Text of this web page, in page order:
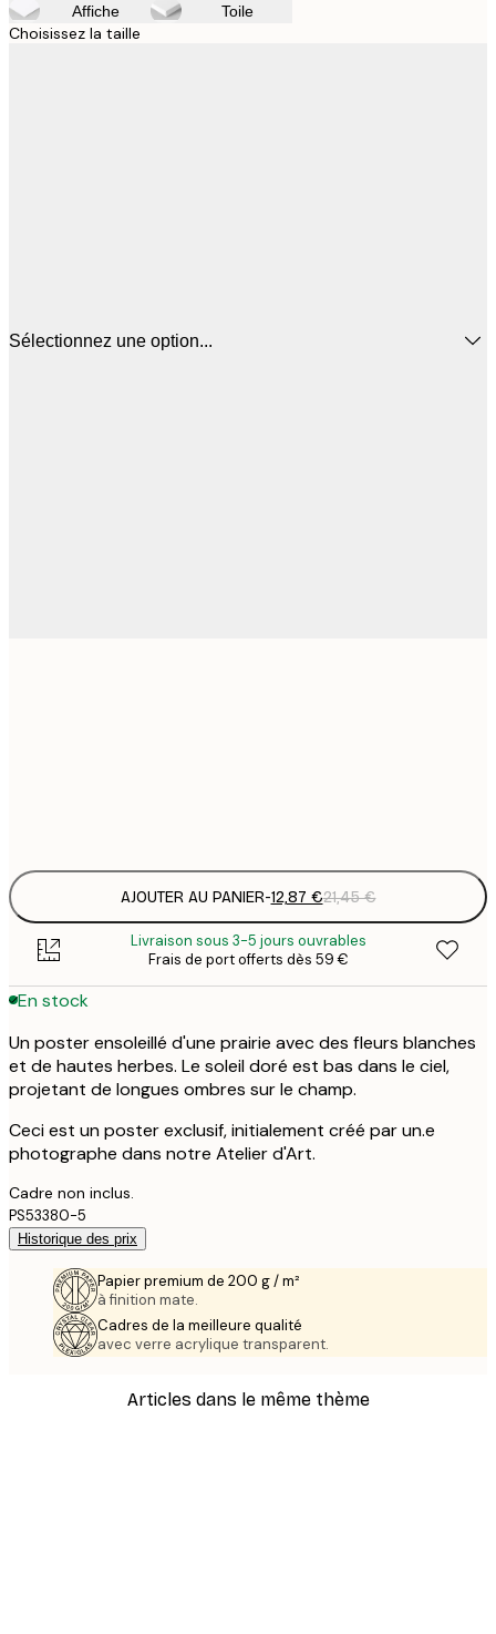
Affiche Toile
Choisissez la taille
Sélectionnez une option...
AJOUTER AU PANIER-12,87 €21,45 €
Livraison sous 3-5 jours ouvrables
Frais de port offerts dès 59 €
En stock
Un poster ensoleillé d'une prairie avec des fleurs blanches
et de hautes herbes. Le soleil doré est bas dans le ciel,
projetant de longues ombres sur le champ.
Ceci est un poster exclusif, initialement créé par un.e
photographe dans notre Atelier d'Art.
Cadre non inclus.
PS53380-5
Historique des prix
Papier premium de 200 g / m²
à finition mate.
Cadres de la meilleure qualité
avec verre acrylique transparent.
Articles dans le même thème